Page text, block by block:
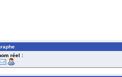
réel :